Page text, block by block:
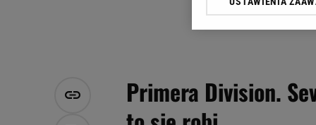
Primera Division.
Klikając „Akceptuję”
Zaufanych Partnerów i
My, nasi Zaufani
Użycie dokładnych